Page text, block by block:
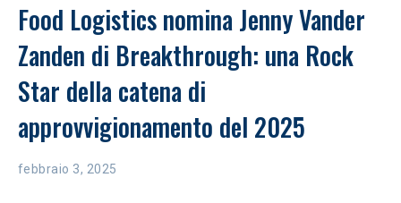
Food Logistics nomina Jenny Vander
Zanden di Breakthrough: una Rock
Star della catena di
approvvigionamento del 2025
febbraio 3, 2025